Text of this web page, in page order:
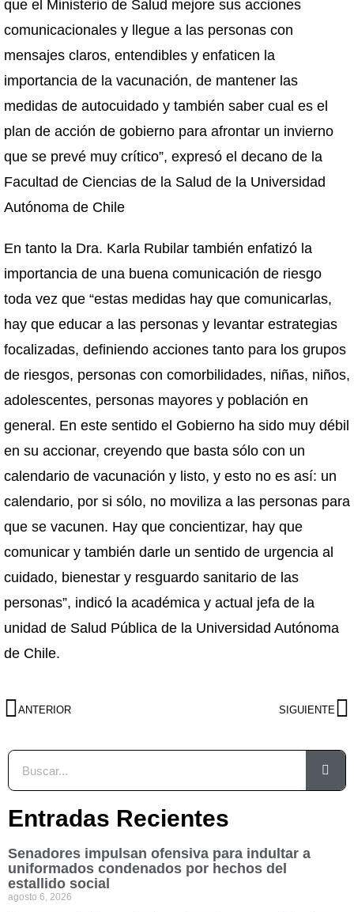
que el Ministerio de Salud mejore sus acciones
comunicacionales y llegue a las personas con
mensajes claros, entendibles y enfaticen la
importancia de la vacunación, de mantener las
medidas de autocuidado y también saber cual es el
plan de acción de gobierno para afrontar un invierno
que se prevé muy crítico”, expresó el decano de la
Facultad de Ciencias de la Salud de la Universidad
Autónoma de Chile
En tanto la Dra. Karla Rubilar también enfatizó la
importancia de una buena comunicación de riesgo
toda vez que “estas medidas hay que comunicarlas,
hay que educar a las personas y levantar estrategias
focalizadas, definiendo acciones tanto para los grupos
de riesgos, personas con comorbilidades, niñas, niños,
adolescentes, personas mayores y población en
general. En este sentido el Gobierno ha sido muy débil
en su accionar, creyendo que basta sólo con un
calendario de vacunación y listo, y esto no es así: un
calendario, por si sólo, no moviliza a las personas para
que se vacunen. Hay que concientizar, hay que
comunicar y también darle un sentido de urgencia al
cuidado, bienestar y resguardo sanitario de las
personas”, indicó la académica y actual jefa de la
unidad de Salud Pública de la Universidad Autónoma
de Chile.
ANTERIOR SIGUIENTE
Entradas Recientes
Senadores impulsan ofensiva para indultar a
uniformados condenados por hechos del
estallido social
agosto 6, 2026